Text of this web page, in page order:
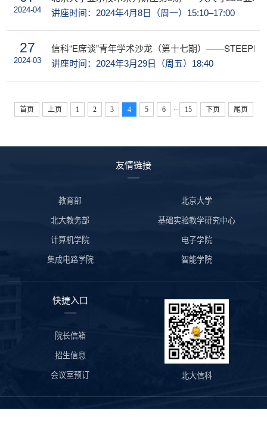
2024-04 讲座时间：2024年4月8日（周一）15:10–17:00
27
2024-03
信科“E席谈”青年学术沙龙（第十七期）
讲座时间：2024年3月29日（周五）18:40
首页 上页 1 2 3 4 5 6 ... 15 下页 尾页
友情链接
教育部
北京大学
北大教务部
基础实验教学研究中心
计算机学院
电子学院
集成电路学院
智能学院
北大信科
快捷入口
院长信箱
招生信息
会议室预订